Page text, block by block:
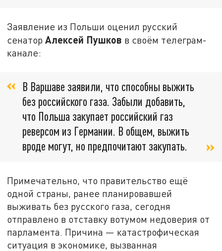
Заявление из Польши оценил русский
сенаторАлексей Пушков в своём телеграм-
канале:
В Варшаве заявили, что способны выжить
без российского газа. Забыли добавить,
что Польша закупает российский газ
реверсом из Германии. В общем, выжить
вроде могут, но предпочитают закупать.
Примечательно, что правительство ещё
одной страны, ранее планировавшей
выживать без русского газа, сегодня
отправлено в отставку вотумом недоверия от
парламента. Причина — катастрофическая
ситуация в экономике, вызванная